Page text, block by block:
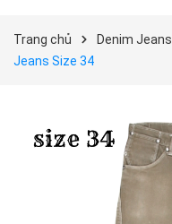
Trang chủ Denim Jeans
Jeans Size 34